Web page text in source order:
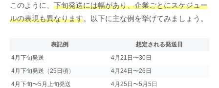
このように、 下旬発送には幅があり、企業ごとにスケジュー
ルの表現も異なります。以下に主な例を挙げてみましょう。
表記例
想定される発送日
4月下旬発送
4月21日〜30日
4月下旬発送（25日頃）
4月24日〜26日
4月下旬〜5月上旬発送
4月25日〜5月5日